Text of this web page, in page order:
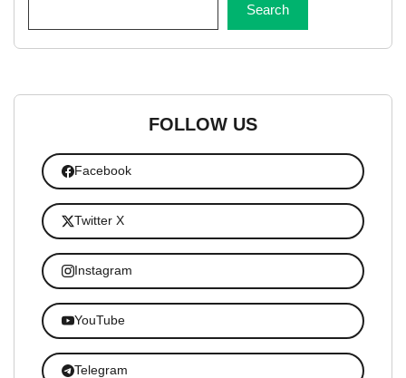
Search
FOLLOW US
Facebook
Twitter X
Instagram
YouTube
Telegram